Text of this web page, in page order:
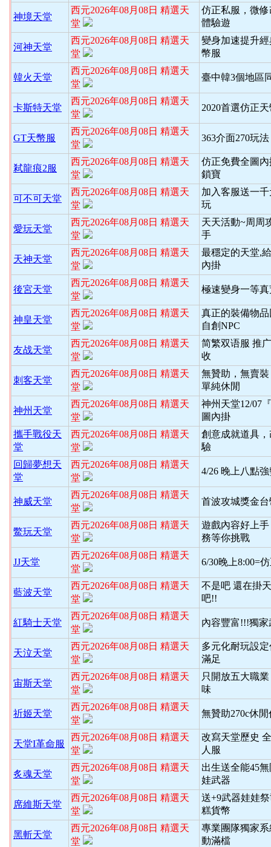
神境天堂
西元2026年08月08日 精選天
堂
仿正私服，微
體驗遊
河神天堂
西元2026年08月08日 精選天
堂
變身加速提升
幣服
韓火天堂
西元2026年08月08日 精選天
堂
臺中韓3個地區
卡斯特天堂
西元2026年08月08日 精選天
堂
2020首選仿正
GT天幣服
西元2026年08月08日 精選天
堂
363介面270玩
弒龍痕2服
西元2026年08月08日 精選天
堂
仿正免費全圖
鎖寶
可不可天堂
西元2026年08月08日 精選天
堂
加入客服送一
玩
愛玩天堂
西元2026年08月08日 精選天
堂
天天活動~周周
手
天神天堂
西元2026年08月08日 精選天
堂
最穩定的天堂,
內掛
後宮天堂
西元2026年08月08日 精選天
堂
極速變身一等
神皇天堂
西元2026年08月08日 精選天
堂
真正的裝備物
自創NPC
友战天堂
西元2026年08月08日 精選天
堂
简繁双语服 推
收
刺客天堂
西元2026年08月08日 精選天
堂
無贊助，無賣
單純休閒
神州天堂
西元2026年08月08日 精選天
堂
神州天堂12/07
圖內掛
攜手戰役天
堂
西元2026年08月08日 精選天
堂
創意成就道具
驗
回歸夢想天
堂
西元2026年08月08日 精選天
堂
4/26 晚上八點
神威天堂
西元2026年08月08日 精選天
堂
首波攻城獎金台
鱉玩天堂
西元2026年08月08日 精選天
堂
遊戲內容好上
務等你挑戰
JJ天堂
西元2026年08月08日 精選天
堂
6/30晚上8:00=
藍波天堂
西元2026年08月08日 精選天
堂
不是吧 還在掛
吧!!
紅騎士天堂
西元2026年08月08日 精選天
堂
內容豐富!!!獨
天泣天堂
西元2026年08月08日 精選天
堂
多元化耐玩設
滿足
宙斯天堂
西元2026年08月08日 精選天
堂
只開放五大職
味
祈姬天堂
西元2026年08月08日 精選天
堂
無贊助270c休閒
天堂I革命服
西元2026年08月08日 精選天
堂
改寫天堂歷史
人服
炙魂天堂
西元2026年08月08日 精選天
堂
出生送全能45
娃武器
席維斯天堂
西元2026年08月08日 精選天
堂
送+9武器娃娃
糕貨幣
黑斬天堂
西元2026年08月08日 精選天
堂
專業團隊獨家
動滿檔